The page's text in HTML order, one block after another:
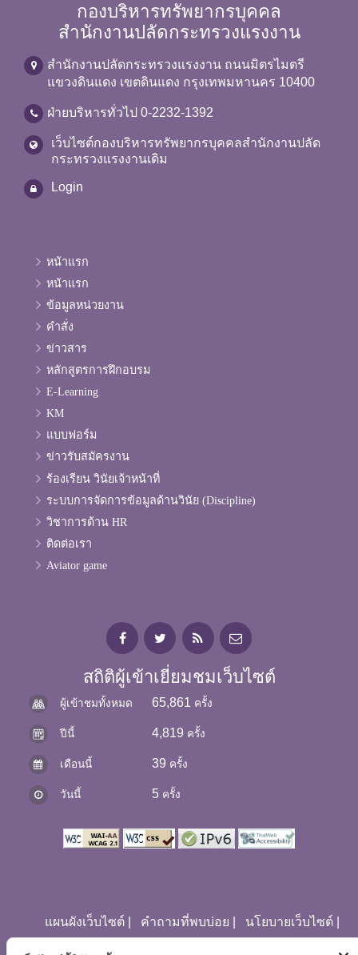
กองบริหารทรัพยากรบุคคล
สำนักงานปลัดกระทรวงแรงงาน
สำนักงานปลัดกระทรวงแรงงาน ถนนมิตรไมตรี
แขวงดินแดง เขตดินแดง กรุงเทพมหานคร 10400
ฝ่ายบริหารทั่วไป 0-2232-1392
เว็บไซต์กองบริหารทรัพยากรบุคคลสำนักงานปลัด
กระทรวงแรงงานเดิม
Login
หน้าแรก
หน้าแรก
ข้อมูลหน่วยงาน
คำสั่ง
ข่าวสาร
หลักสูตรการฝึกอบรม
E-Learning
KM
แบบฟอร์ม
ข่าวรับสมัครงาน
ร้องเรียน วินัยเจ้าหน้าที่
ระบบการจัดการข้อมูลด้านวินัย (Discipline)
วิชาการด้าน HR
ติดต่อเรา
Aviator game
สถิติผู้เข้าเยี่ยมชมเว็บไซต์
ผู้เข้าชมทั้งหมด 65,861 ครั้ง
ปีนี้ 4,819 ครั้ง
เดือนนี้ 39 ครั้ง
วันนี้ 5 ครั้ง
แผนผังเว็บไซต์| คำถามที่พบบ่อย นโยบายเว็บไซต์|